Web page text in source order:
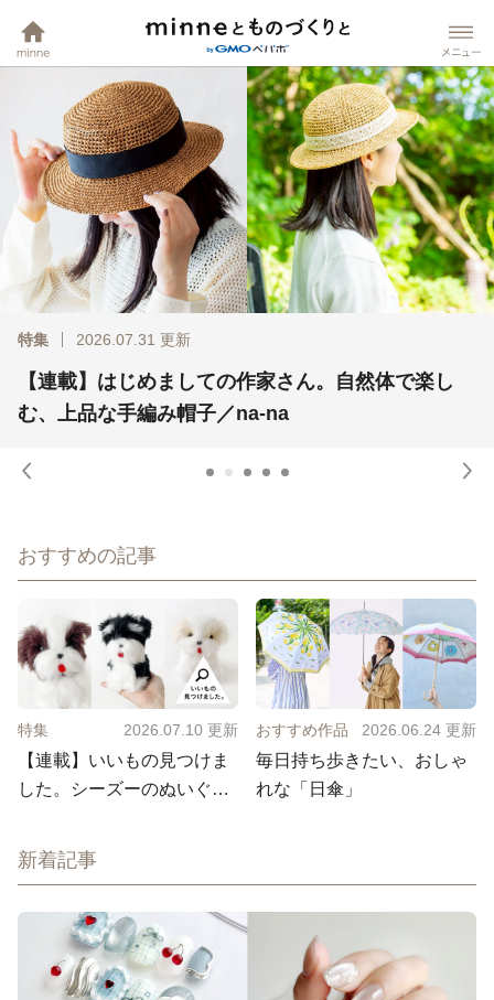
特集 2026.07.28 更新
【連載】いいもの見つけました。 思わず触れたく
なる、桃のふわふわ缶バッチ
特集 2026.07.31 更新
【連載】はじめましての作家さん。自然体で楽し
む、上品な手編み帽子／na-na
特集 2026.07.24 更新
【minne│牛乳石鹸】赤箱から生まれた、遊び心あ
ふれる4つのコラボアイテム
特集 2026.07.26 更新
【新作教えて】ししゅう kabuさんの「遊ぼ！柴犬
ワンポイント刺繍Tシャツ」
特集 2026.08.07 更新
ネイルチップの取れない付け方｜持ち日数とコツ
【ネイリスト監修】
おすすめの記事
特集 2026.07.10 更新
【連載】いいもの見つけま
した。シーズーのぬいぐる
おすすめ作品 2026.06.24 更新
毎日持ち歩きたい、おしゃ
れな「日傘」
新着記事